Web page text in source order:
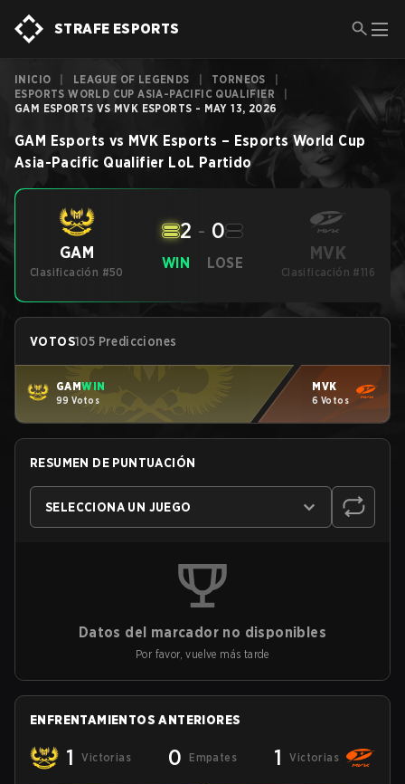
STRAFE ESPORTS
INICIO LEAGUE OF LEGENDS TORNEOS
ESPORTS WORLD CUP ASIA-PACIFIC QUALIFIER
GAM ESPORTS VS MVK ESPORTS - MAY 13, 2026
GAM Esports vs MVK Esports – Esports World Cup
Asia-Pacific Qualifier LoL Partido
GAM
Clasificación #50
WIN
2 - 0
LOSE MVK
Clasificación #116
VOTOS105 Predicciones
GAMWIN
99 Votos
MVK
6 Votos
RESUMEN DE PUNTUACIÓN
SELECCIONA UN JUEGO
Datos del marcador no disponibles
Por favor, vuelve más tarde
ENFRENTAMIENTOS ANTERIORES
1 Victorias 0 Empates 1 Victorias